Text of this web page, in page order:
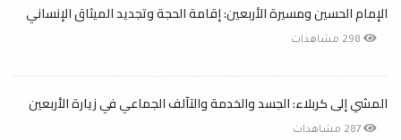
الإمام الحسين ومسيرة الأربعين: إقامة الحجة وتجديد الميثاق الإنساني
المشي إلى كربلاء: الجسد والخدمة والتآلف الجماعي في زيارة الأربعين